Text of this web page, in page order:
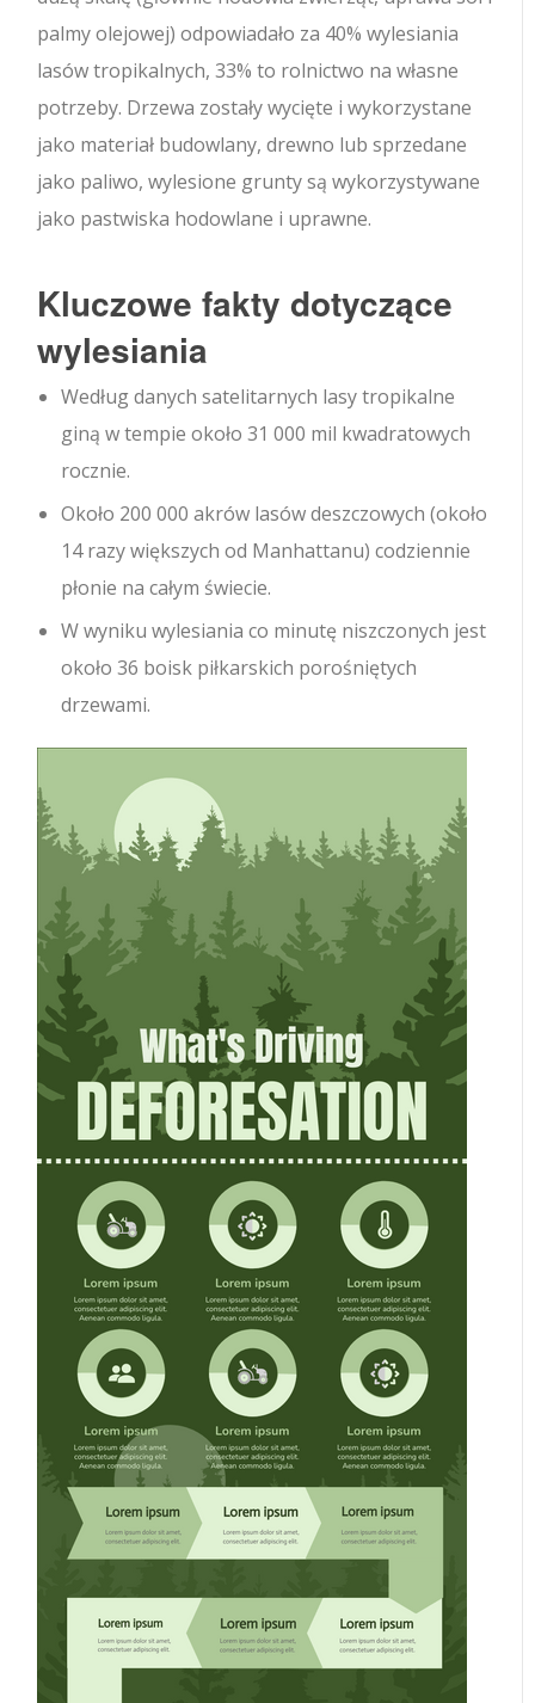
palmy olejowej) odpowiadało za 40% wylesiania
lasów tropikalnych, 33% to rolnictwo na własne
potrzeby. Drzewa zostały wycięte i wykorzystane
jako materiał budowlany, drewno lub sprzedane
jako paliwo, wylesione grunty są wykorzystywane
jako pastwiska hodowlane i uprawne.
Kluczowe fakty dotyczące
wylesiania
Według danych satelitarnych lasy tropikalne
giną w tempie około 31 000 mil kwadratowych
rocznie.
Około 200 000 akrów lasów deszczowych (około
14 razy większych od Manhattanu) codziennie
płonie na całym świecie.
W wyniku wylesiania co minutę niszczonych jest
około 36 boisk piłkarskich porośniętych
drzewami.